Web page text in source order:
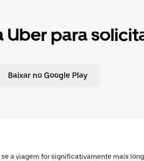
Uber para
Baixar no Google Play
a viagem for significativamente mais